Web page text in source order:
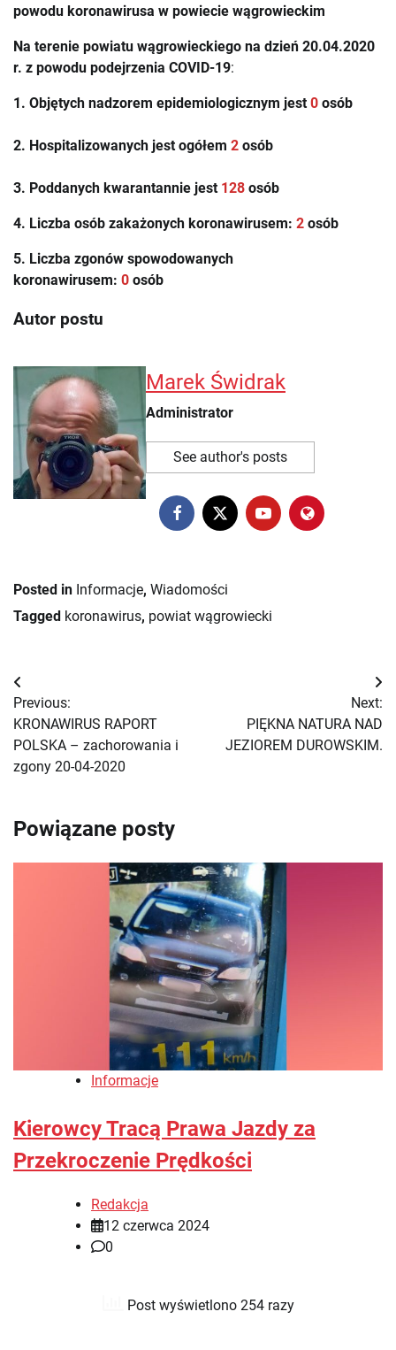
powodu koronawirusa w powiecie wągrowieckim
Na terenie powiatu wągrowieckiego na dzień 20.04.2020
r. z powodu podejrzenia COVID-19:
1. Objętych nadzorem epidemiologicznym jest 0 osób
2. Hospitalizowanych jest ogółem 2 osób
3. Poddanych kwarantannie jest 128 osób
4. Liczba osób zakażonych koronawirusem: 2 osób
5. Liczba zgonów spowodowanych
koronawirusem: 0 osób
Autor postu
Marek Świdrak
Administrator
See author's posts
Posted in Informacje, Wiadomości
Tagged koronawirus, powiat wągrowiecki
Nawigacja
wpisu
Previous:
KRONAWIRUS RAPORT
POLSKA – zachorowania i
zgony 20-04-2020
Next:
PIĘKNA NATURA NAD
JEZIOREM DUROWSKIM.
Powiązane posty
Informacje
Kierowcy Tracą Prawa Jazdy za
Przekroczenie Prędkości
Redakcja
12 czerwca 2024
0
Post wyświetlono 254 razy